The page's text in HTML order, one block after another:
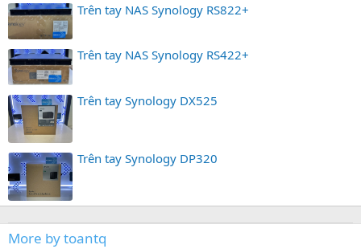
Trên tay NAS Synology RS822+
Trên tay NAS Synology RS422+
Trên tay Synology DX525
Trên tay Synology DP320
More by toantq